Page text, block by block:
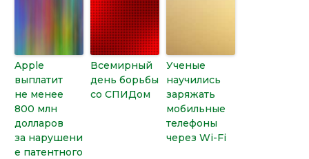
Apple
выплатит
не менее
800 млн
долларов
за нарушени
е патентного
Всемирный
день борьбы
со СПИДом
Ученые
научились
заряжать
мобильные
телефоны
через Wi-Fi